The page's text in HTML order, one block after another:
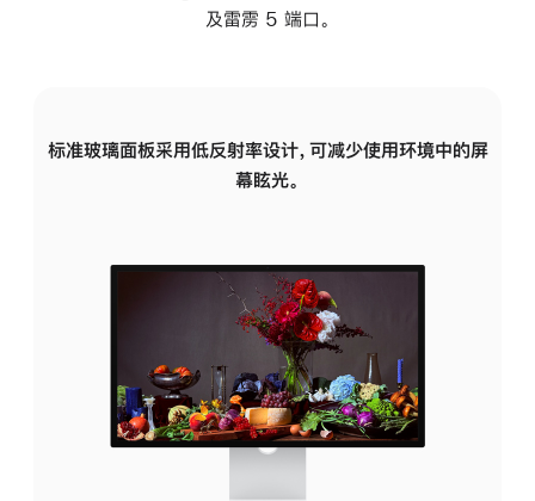
及雷雳 5 端口。
标准玻璃面板采用低反射率设计，可减少使用环境中的屏
幕眩光。